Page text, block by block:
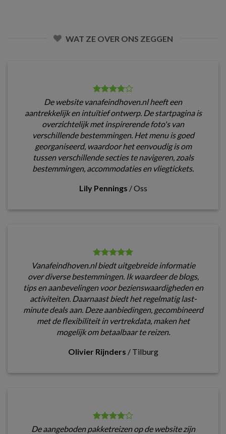
WAT ZE OVER ONS ZEGGEN
De website vanafeindhoven.nl heeft een
aantrekkelijk en intuïtief ontwerp. De startpagina is
overzichtelijk met inspirerende foto's van
verschillende bestemmingen. Het menu is goed
georganiseerd, waardoor het eenvoudig is om
tussen verschillende secties te navigeren, zoals
bestemmingen, accommodaties en vliegtickets.
Lily Pennings /Oss
Vanafeindhoven.nl biedt uitgebreide informatie
over diverse bestemmingen. Ik waardeer de blogs,
tips en aanbevelingen voor bezienswaardigheden en
activiteiten. Daarnaast biedt het regelmatig last-
minute deals aan. Deze aanbiedingen, gecombineerd
met de flexibiliteit in vertrekdata, maken het
mogelijk om betaalbaar te reizen.
Olivier Rijnders / Tilburg
De aangeboden pakketreizen op de website zijn